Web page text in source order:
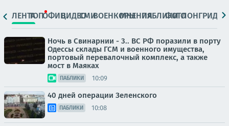
ЛЕНТАТОПОФИЦ.ВИДЕОСМИВОЕНКОРЫМНЕНИЯПАБЛИКИ
ФОТОЛОНГРИДЫ
Ночь в Свинарнии - 3.. ВС РФ поразили в порту
Одессы склады ГСМ и военного имущества,
портовый перевалочный комплекс, а также
мост в Маяках
ПАБЛИКИ 10:09
40 дней операции Зеленского
ПАБЛИКИ 10:08